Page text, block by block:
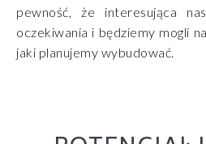
pewność, że interesująca
oczekiwania i będziemy mogli
jaki planujemy wybudować.